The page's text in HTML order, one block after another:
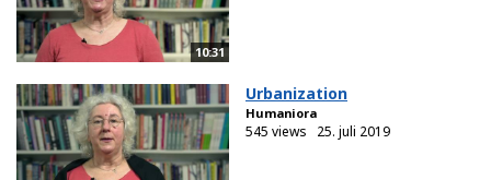
10:31
Urbanization
Humaniora
545 views 25. juli 2019